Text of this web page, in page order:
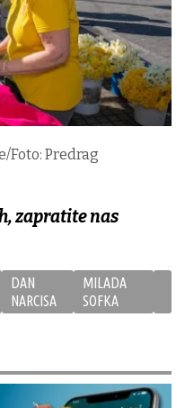
Foto: Predrag
zapratite nas
DAN
NARCISA
MILADA
SOFKA